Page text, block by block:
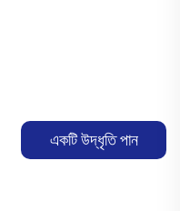
একটি উদ্ধৃতি পান